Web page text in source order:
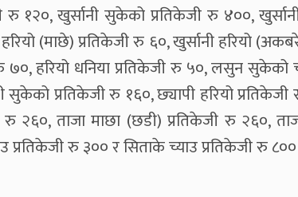
१२०, खुर्सानी सुकेको प्रतिकेजी रु ४००,
(माछे) प्रतिकेजी रु ६०, खुर्सानी हरियो
७०, हरियो धनिया प्रतिकेजी रु ५०, लसुन
सुकेको प्रतिकेजी रु १६०, छ्यापी हरियो
२६०, ताजा माछा (छडी) प्रतिकेजी रु २६०,
प्रतिकेजी रु ३०० र सिताके च्याउ प्रतिकेजी रु